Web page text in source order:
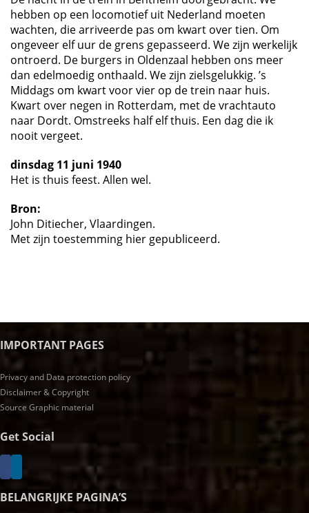
hebben op een locomotief uit Nederland moeten
wachten, die arriveerde pas om kwart over tien. Om
ongeveer elf uur de grens gepasseerd. We zijn werkelijk
ontroerd. De burgers in Oldenzaal hebben ons meer
dan edelmoedig onthaald. We zijn zielsgelukkig. ’s
Middags om kwart voor vier op de trein naar huis.
Kwart over negen in Rotterdam, met de vrachtauto
naar Dordt. Omstreeks half elf thuis. Een dag die ik
nooit vergeet.
dinsdag 11 juni 1940
Het is thuis feest. Allen wel.
Bron:
John Ditiecher, Vlaardingen.
Met zijn toestemming hier gepubliceerd.
IMPORTANT PAGES
Privacy and Data protection policy
Disclaimer & Copyright
Source Graphic material
Get Social
BELANGRIJKE PAGINA’S